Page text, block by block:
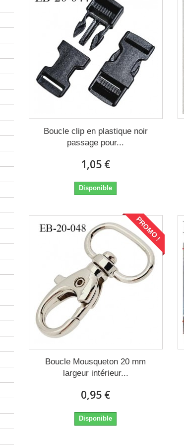
Boucle clip en plastique noir
passage pour...
1,05 €
Disponible
PROMO !
Boucle Mousqueton 20 mm
largeur intérieur...
0,95 €
Disponible